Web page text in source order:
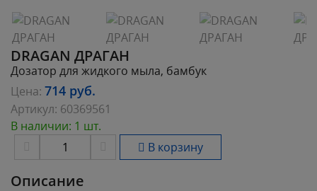
DRAGAN ДРАГАН
Дозатор для жидкого мыла, бамбук
Цена: 714 руб.
Артикул: 60369561
В наличии: 1 шт.
В корзину
Описание